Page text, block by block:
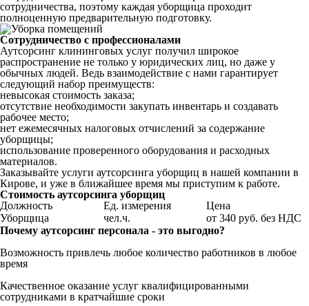
сотрудничества, поэтому каждая уборщица проходит
полноценную предварительную подготовку.
Сотрудничество с профессионалами
Аутсорсинг клининговых услуг получил широкое
распространение не только у юридических лиц, но даже у
обычных людей. Ведь взаимодействие с нами гарантирует
следующий набор преимуществ:
невысокая стоимость заказа;
отсутствие необходимости закупать инвентарь и создавать
рабочее место;
нет ежемесячных налоговых отчислений за содержание
уборщицы;
использование проверенного оборудования и расходных
материалов.
Заказывайте услуги аутсорсинга уборщиц в нашей компании в
Кирове, и уже в ближайшее время мы приступим к работе.
Стоимость аутсорсинга уборщиц
Должность
Ед. измерения
Цена
Уборщица
чел.ч.
от 340 руб. без НДС
Почему аутсорсинг персонала - это выгодно?
Возможность привлечь любое количество работников в любое
время
Качественное оказание услуг квалифицированными
сотрудниками в кратчайшие сроки